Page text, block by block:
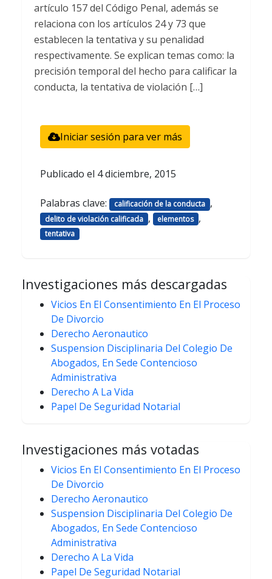
artículo 157 del Código Penal, además se
relaciona con los artículos 24 y 73 que
establecen la tentativa y su penalidad
respectivamente. Se explican temas como: la
precisión temporal del hecho para calificar la
conducta, la tentativa de violación […]
Iniciar sesión para ver más
Publicado el 4 diciembre, 2015
Palabras clave: calificación de la conducta ,
delito de violación calificada , elementos ,
tentativa
Investigaciones más descargadas
Vicios En El Consentimiento En El Proceso
De Divorcio
Derecho Aeronautico
Suspension Disciplinaria Del Colegio De
Abogados, En Sede Contencioso
Administrativa
Derecho A La Vida
Papel De Seguridad Notarial
Investigaciones más votadas
Vicios En El Consentimiento En El Proceso
De Divorcio
Derecho Aeronautico
Suspension Disciplinaria Del Colegio De
Abogados, En Sede Contencioso
Administrativa
Derecho A La Vida
Papel De Seguridad Notarial